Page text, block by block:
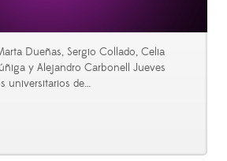
Dueñas, Sergio Collado, Celia
y Alejandro Carbonell Jueves
de…